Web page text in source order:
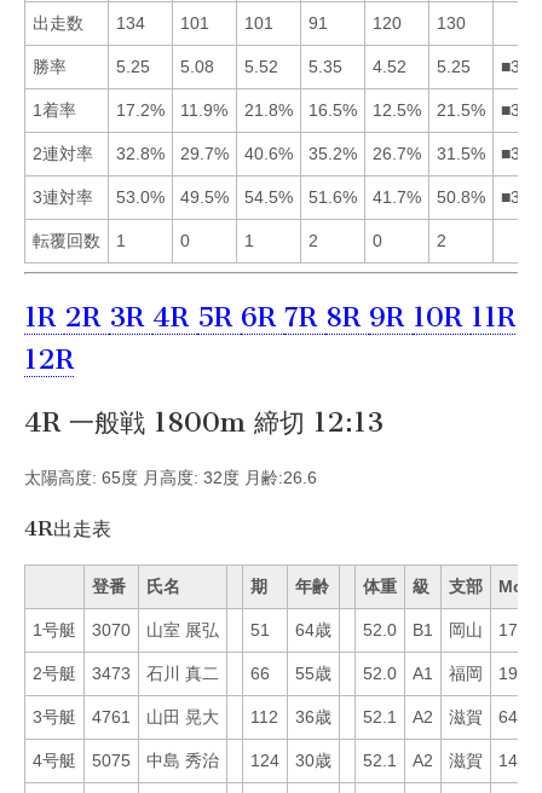
出走数 134 101 101 91 120 130
勝率 5.25 5.08 5.52 5.35 4.52 5.25
1着率 17.2% 11.9% 21.8% 16.5% 12.5% 21.5%
2連対率 32.8% 29.7% 40.6% 35.2% 26.7% 31.5%
3連対率 53.0% 49.5% 54.5% 51.6% 41.7% 50.8%
転覆回数 1 0 1 2 0 2
1R 2R 3R 4R 5R 6R 7R 8R 9R 10R 11R
12R
4R 一般戦 1800m 締切 12:13
太陽高度: 65度 月高度: 32度 月齢:26.6
4R出走表
登番 氏名 期 年齢 体重 級 支部 Mo
1号艇 3070 山室 展弘 51 64歳 52.0 B1 岡山 17
2号艇 3473 石川 真二 66 55歳 52.0 A1 福岡 19
3号艇 4761 山田 晃大 112 36歳 52.1 A2 滋賀 64
4号艇 5075 中島 秀治 124 30歳 52.1 A2 滋賀 14